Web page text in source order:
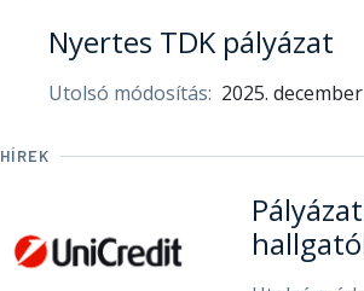
Nyertes TDK pályázat
Utolsó módosítás: 2025.
HÍREK